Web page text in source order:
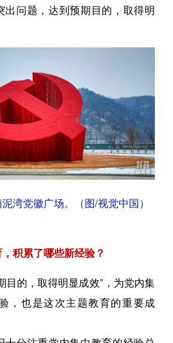
出问题，达到预期目的，取得明
湾党徽广场。（图/视觉中国）
积累了哪些新经验？
的，取得明显成效”，为党内集
，也是这次主题教育的重要成